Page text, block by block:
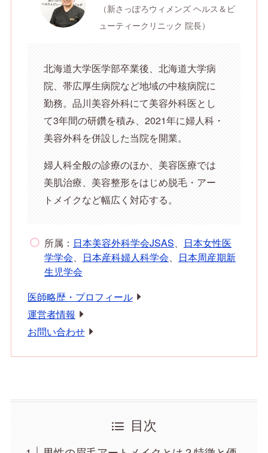
（新さっぽろウィメンズ ヘルス＆ビ
ューティークリニック 院長）
北海道大学医学部卒業後、北海道大学病
院、帯広厚生病院など地域の中核病院に
勤務。品川美容外科にて美容外科医とし
て3年間の研鑽を積み、2021年に婦人科・
美容外科を併設した当院を開業。
婦人科全般の診療のほか、美容医療では
美肌治療、美容整形をはじめ脱毛・アー
トメイクなど幅広く対応する。
所属： 日本美容外科学会JSAS
日本女性医
学学会
日本産科婦人科学会
日本周産期新
生児学会
医師略歴・プロフィール
運営者情報
お問い合わせ
目次